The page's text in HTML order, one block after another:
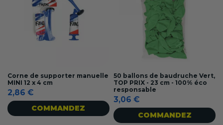
Corne de supporter manuelle
MINI 12 x 4 cm
2,86 €
COMMANDEZ
50 ballons de baudruche Vert,
TOP PRIX - 23 cm - 100% éco
responsable
3,06 €
COMMANDEZ